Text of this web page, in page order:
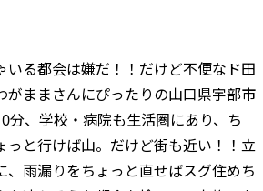
いる都会は嫌だ！！だけど不便なド田
がままさんにぴったりの山口県宇部市
分、学校・病院も生活圏にあり、ち
っと行けば山。だけど街も近い！！立
、雨漏りをちょっと直せばスグ住めち